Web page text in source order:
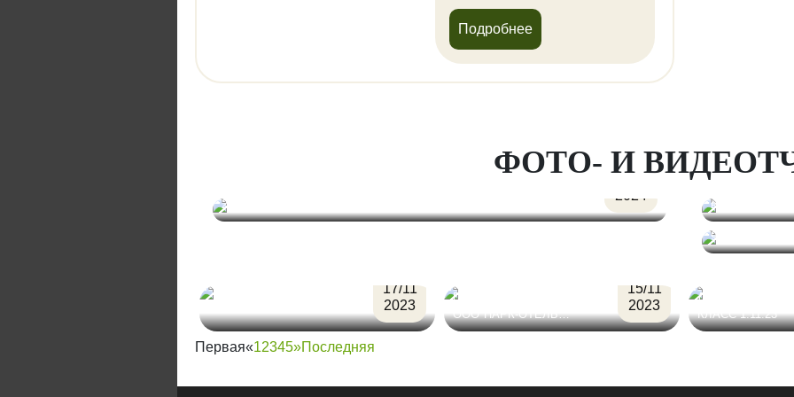
Подробнее
ФОТО- И
28.01.2024 Дискотека-80х
2024
вечеринка"
16.12.2023г.
90-х"
17/11
2023
ГРУППА СПЕЦИАЛИСТОВ
ООО"ПАРК-ОТЕЛЬ…
15/11
2023
ДЕТСКИЙ
КЛАСС 1.11.23
Первая«12345»Последняя